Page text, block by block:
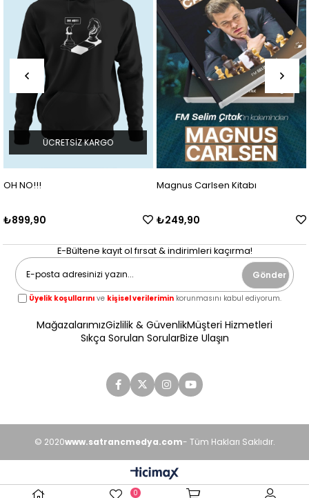
OH NO!!!
₺899,90
ÜCRETSIZ KARGO
Magnus Carlsen Kitabı
₺249,90
E-Bültene kayıt ol fırsat & indirimleri kaçırma!
Gönder
Üyelik koşullarını ve kişisel verilerimin korunmasını kabul ediyorum.
MağazalarımızGizlilik & GüvenlikMüşteri Hizmetleri
Sıkça Sorulan SorularBize Ulaşın
© 2020www.satrancmedya.com- Tüm Hakları Saklıdır.
0